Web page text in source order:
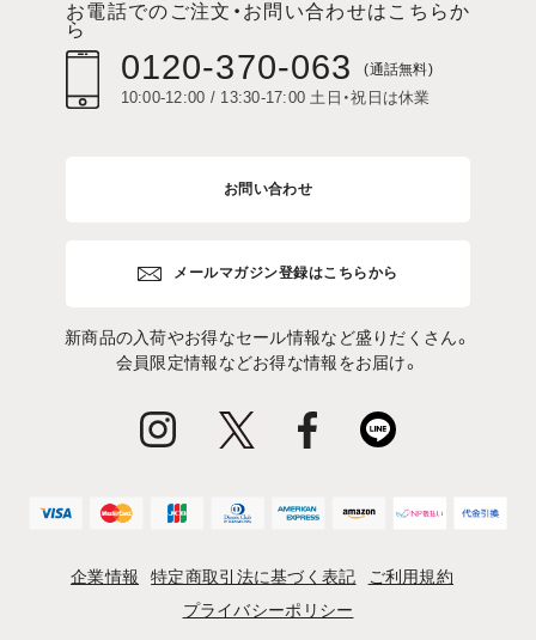
お電話でのご注文・お問い合わせはこちらか
ら
0120-370-063 (通話無料)
10:00-12:00 / 13:30-17:00 土日・祝日は休業
お問い合わせ
メールマガジン登録はこちらから
新商品の入荷やお得なセール情報など盛りだくさん。
会員限定情報などお得な情報をお届け。
企業情報 特定商取引法に基づく表記
ご利用規約
プライバシーポリシー